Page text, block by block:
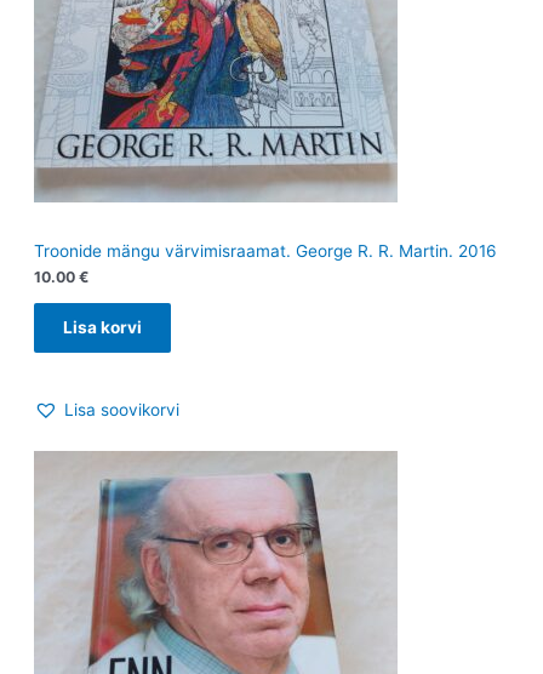
Troonide mängu värvimisraamat. George R. R. Martin. 2016
10.00 €
Lisa korvi
Lisa soovikorvi